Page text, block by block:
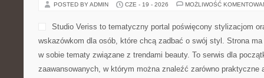
POSTED BY ADMIN CZE - 19 - 2026 MOŻLIWOŚĆ
Studio Veriss to tematyczny portal poświęcony stylizacjom
wskazówkom dla osób, które chcą zadbać o swój styl. Strona
w sobie tematy związane z trendami beauty. To serwis dla
zaawansowanych, w którym można znaleźć zarówno praktyczne